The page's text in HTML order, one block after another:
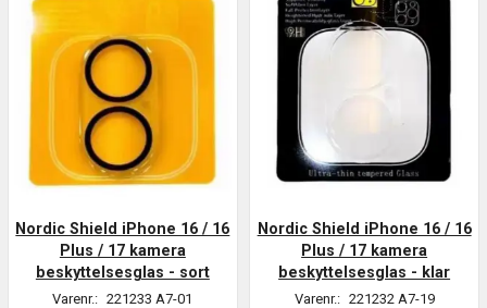
Nordic Shield iPhone 16 / 16
Plus / 17 kamera
beskyttelsesglas - sort
Varenr.: 221233 A7-01
Nordic Shield iPhone 16 / 16
Plus / 17 kamera
beskyttelsesglas - klar
Varenr.: 221232 A7-19